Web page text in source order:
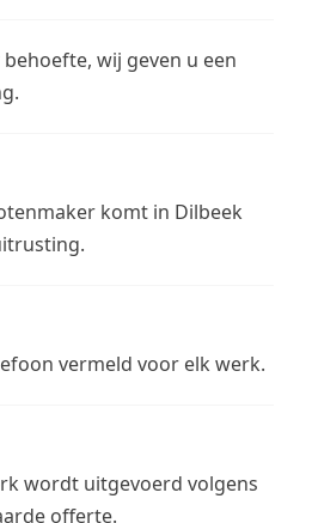
wij geven u een
komt in Dilbeek
vermeld voor elk werk.
wordt uitgevoerd volgens
offerte.